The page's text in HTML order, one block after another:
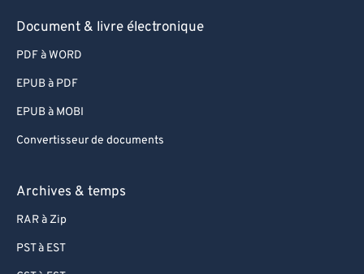
Document & livre électronique
PDF à WORD
EPUB à PDF
EPUB à MOBI
Convertisseur de documents
Archives & temps
RAR à Zip
PST à EST